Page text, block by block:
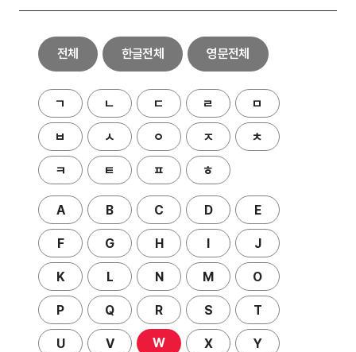
전체 한글전체 영문전체
ㄱ ㄴ ㄷ ㄹ ㅁ
ㅂ ㅅ ㅇ ㅈ ㅊ
ㅋ ㅌ ㅍ ㅎ
A B C D E
F G H I J
K L N M O
P Q R S T
U V W X Y